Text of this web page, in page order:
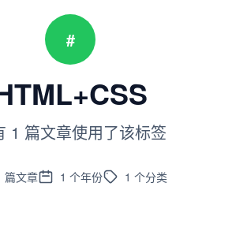
#
1 篇文章使用了该标签
篇文章 1 个年份 1 个分类